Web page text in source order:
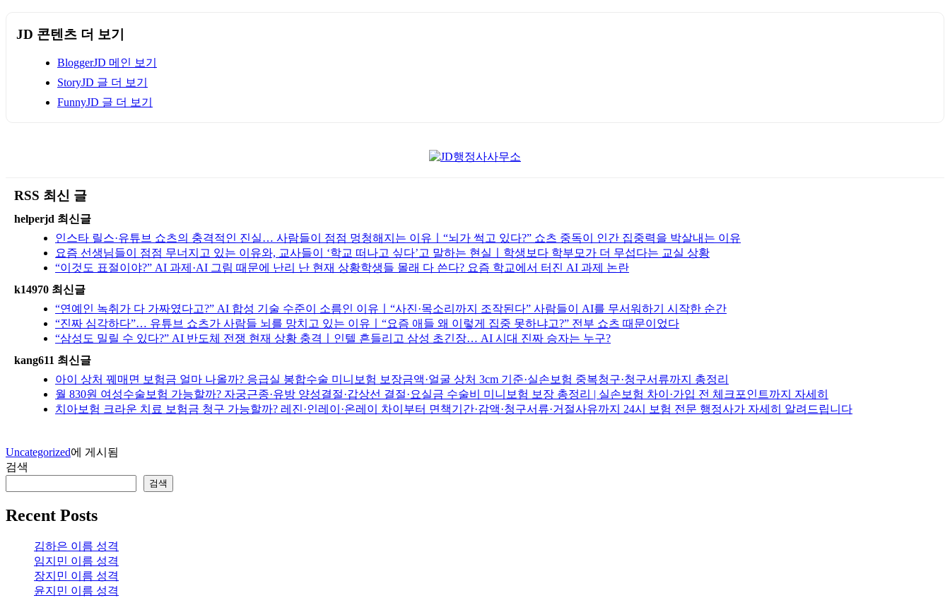
JD 콘텐츠 더 보기
BloggerJD 메인 보기
StoryJD 글 더 보기
FunnyJD 글 더 보기
RSS 최신 글
helperjd 최신글
인스타 릴스·유튜브 쇼츠의 충격적인 진실… 사람들이 점점 멍청해지는 이유ㅣ“뇌가 썩고 있다?” 쇼츠 중독이 인간 집중력을 박살내는 이유
요즘 선생님들이 점점 무너지고 있는 이유와, 교사들이 ‘학교 떠나고 싶다’고 말하는 현실ㅣ학생보다 학부모가 더 무섭다는 교실 상황
“이것도 표절이야?” AI 과제·AI 그림 때문에 난리 난 현재 상황학생들 몰래 다 쓴다? 요즘 학교에서 터진 AI 과제 논란
k14970 최신글
“연예인 녹취가 다 가짜였다고?” AI 합성 기술 수준이 소름인 이유ㅣ“사진·목소리까지 조작된다” 사람들이 AI를 무서워하기 시작한 순간
“진짜 심각하다”… 유튜브 쇼츠가 사람들 뇌를 망치고 있는 이유ㅣ“요즘 애들 왜 이렇게 집중 못하냐고?” 전부 쇼츠 때문이었다
“삼성도 밀릴 수 있다?” AI 반도체 전쟁 현재 상황 충격ㅣ인텔 흔들리고 삼성 초긴장… AI 시대 진짜 승자는 누구?
kang611 최신글
아이 상처 꿰매면 보험금 얼마 나올까? 응급실 봉합수술 미니보험 보장금액·얼굴 상처 3cm 기준·실손보험 중복청구·청구서류까지 총정리
월 830원 여성수술보험 가능할까? 자궁근종·유방 양성결절·갑상선 결절·요실금 수술비 미니보험 보장 총정리 | 실손보험 차이·가입 전 체크포인트까지 자세히
치아보험 크라운 치료 보험금 청구 가능할까? 레진·인레이·온레이 차이부터 면책기간·감액·청구서류·거절사유까지 24시 보험 전문 행정사가 자세히 알려드립니다
Uncategorized에 게시됨
검색
검색
Recent Posts
김하은 이름 성격
임지민 이름 성격
장지민 이름 성격
윤지민 이름 성격